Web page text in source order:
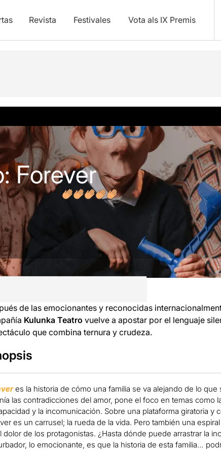
Revista Festivales Vota als IX Premis
Opiniones Artículos
Forever
de las emocionantes y reconocidas
Kulunka Teatro vuelve a apostar por el lenguaje
que combina ternura y crudeza.
es la historia de cómo una familia se va alejando de lo
las contradicciones del amor, pone el foco en temas como
y la incomunicación. Sobre una plataforma giratoria y
es un carrusel; la rueda de la vida. Pero también una
dolor de los protagonistas. ¿Hasta dónde puede arrastrar la
lo emocionante, es que la historia de esta familia…